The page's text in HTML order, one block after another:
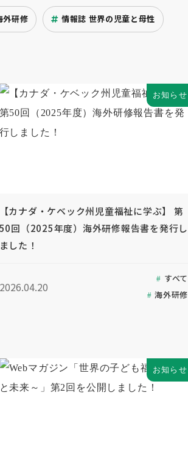
外研修 情報誌 世界の児童と母性
お知らせ
【カナダ・ケベック州児童福祉に学ぶ】 第
50回（2025年度）海外研修報告書を発行し
ました！
2026.04.20
すべて
海外研修
お知らせ